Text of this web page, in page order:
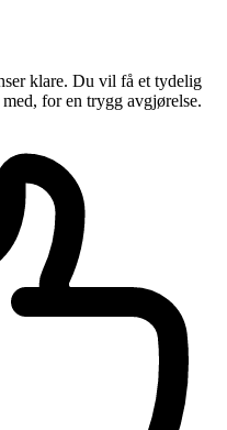
klare. Du vil få et tydelig
for en trygg avgjørelse.